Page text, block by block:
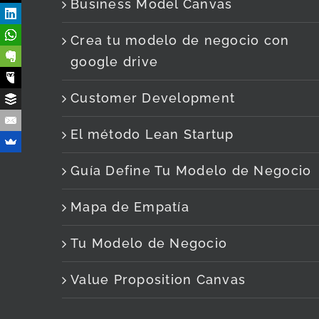
Business Model Canvas
Crea tu modelo de negocio con
google drive
Customer Development
El método Lean Startup
Guía Define Tu Modelo de Negocio
Mapa de Empatía
Tu Modelo de Negocio
Value Proposition Canvas